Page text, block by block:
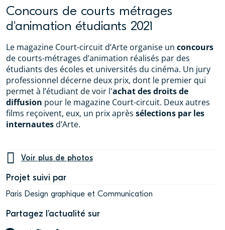
Concours de courts métrages
d'animation étudiants 2021
Le magazine Court-circuit d’Arte organise un concours
de courts-métrages d’animation réalisés par des
étudiants des écoles et universités du cinéma. Un jury
professionnel décerne deux prix, dont le premier qui
permet à l’étudiant de voir l'achat des droits de
diffusion pour le magazine Court-circuit. Deux autres
films reçoivent, eux, un prix après sélections par les
internautesd’Arte.
Voir plus de photos
Projet suivi par
Paris Design graphique et Communication
Partagez l’actualité sur